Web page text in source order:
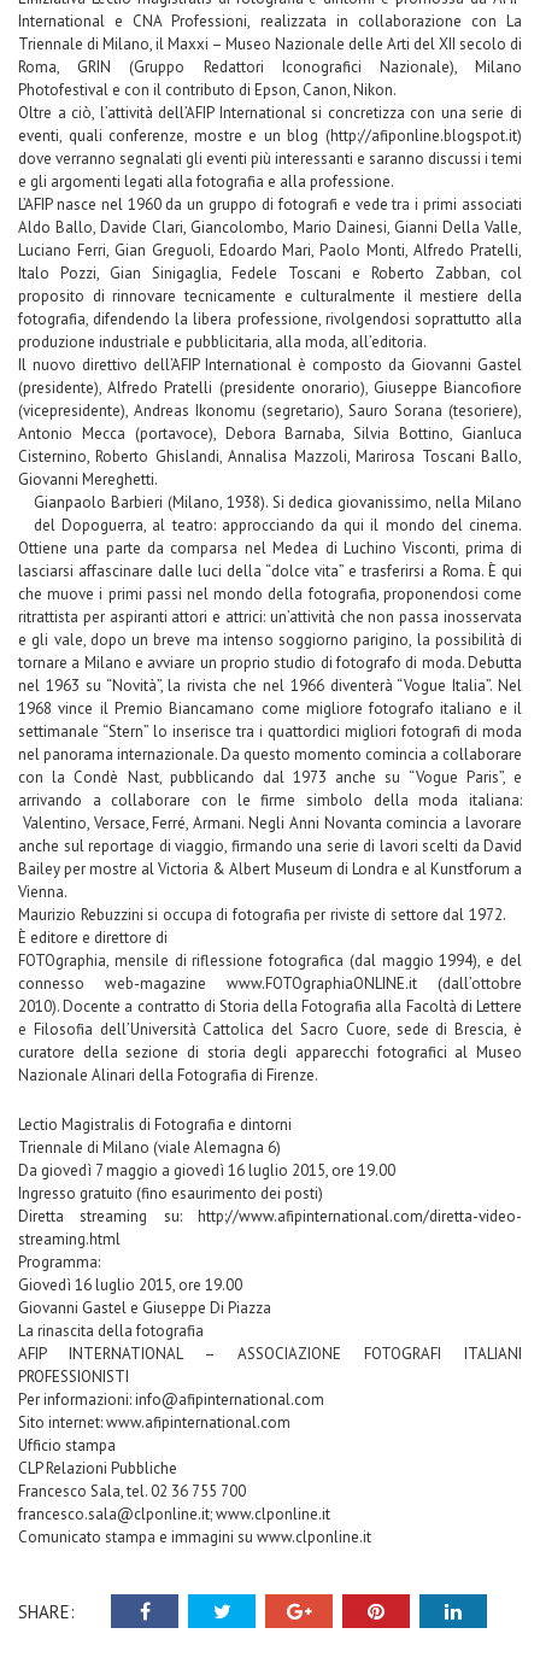
International e CNA Professioni, realizzata in collaborazione con La
Triennale di Milano, il Maxxi – Museo Nazionale delle Arti del XII secolo di
Roma, GRIN (Gruppo Redattori Iconografici Nazionale), Milano
Photofestival e con il contributo di Epson, Canon, Nikon.
Oltre a ciò, l’attività dell’AFIP International si concretizza con una serie di
eventi, quali conferenze, mostre e un blog (http://afiponline.blogspot.it)
dove verranno segnalati gli eventi più interessanti e saranno discussi i temi
e gli argomenti legati alla fotografia e alla professione.
L’AFIP nasce nel 1960 da un gruppo di fotografi e vede tra i primi associati
Aldo Ballo, Davide Clari, Giancolombo, Mario Dainesi, Gianni Della Valle,
Luciano Ferri, Gian Greguoli, Edoardo Mari, Paolo Monti, Alfredo Pratelli,
Italo Pozzi, Gian Sinigaglia, Fedele Toscani e Roberto Zabban, col
proposito di rinnovare tecnicamente e culturalmente il mestiere della
fotografia, difendendo la libera professione, rivolgendosi soprattutto alla
produzione industriale e pubblicitaria, alla moda, all’editoria.
Il nuovo direttivo dell’AFIP International è composto da Giovanni Gastel
(presidente), Alfredo Pratelli (presidente onorario), Giuseppe Biancofiore
(vicepresidente), Andreas Ikonomu (segretario), Sauro Sorana (tesoriere),
Antonio Mecca (portavoce), Debora Barnaba, Silvia Bottino, Gianluca
Cisternino, Roberto Ghislandi, Annalisa Mazzoli, Marirosa Toscani Ballo,
Giovanni Mereghetti.
Gianpaolo Barbieri (Milano, 1938). Si dedica giovanissimo, nella Milano
del Dopoguerra, al teatro: approcciando da qui il mondo del cinema.
Ottiene una parte da comparsa nel Medea di Luchino Visconti, prima di
lasciarsi affascinare dalle luci della “dolce vita” e trasferirsi a Roma. È qui
che muove i primi passi nel mondo della fotografia, proponendosi come
ritrattista per aspiranti attori e attrici: un’attività che non passa inosservata
e gli vale, dopo un breve ma intenso soggiorno parigino, la possibilità di
tornare a Milano e avviare un proprio studio di fotografo di moda. Debutta
nel 1963 su “Novità”, la rivista che nel 1966 diventerà “Vogue Italia”. Nel
1968 vince il Premio Biancamano come migliore fotografo italiano e il
settimanale “Stern” lo inserisce tra i quattordici migliori fotografi di moda
nel panorama internazionale. Da questo momento comincia a collaborare
con la Condè Nast, pubblicando dal 1973 anche su “Vogue Paris”, e
arrivando a collaborare con le firme simbolo della moda italiana:
Valentino, Versace, Ferré, Armani. Negli Anni Novanta comincia a lavorare
anche sul reportage di viaggio, firmando una serie di lavori scelti da David
Bailey per mostre al Victoria & Albert Museum di Londra e al Kunstforum a
Vienna.
Maurizio Rebuzzini si occupa di fotografia per riviste di settore dal 1972.
È editore e direttore di
FOTOgraphia, mensile di riflessione fotografica (dal maggio 1994), e del
connesso web-magazine www.FOTOgraphiaONLINE.it (dall’ottobre
2010).Docente a contratto di Storia della Fotografia alla Facoltà di Lettere
e Filosofia dell’Università Cattolica del Sacro Cuore, sede di Brescia, è
curatore della sezione di storia degli apparecchi fotografici al Museo
Nazionale Alinari della Fotografia di Firenze.
Lectio Magistralis di Fotografia e dintorni
Triennale di Milano (viale Alemagna 6)
Da giovedì 7 maggio a giovedì 16 luglio 2015, ore 19.00
Ingresso gratuito (fino esaurimento dei posti)
Diretta streaming su: http://www.afipinternational.com/diretta-video-
streaming.html
Programma:
Giovedì 16 luglio 2015, ore 19.00
Giovanni Gastel e Giuseppe Di Piazza
La rinascita della fotografia
AFIP INTERNATIONAL – ASSOCIAZIONE FOTOGRAFI ITALIANI
PROFESSIONISTI
Per informazioni: info@afipinternational.com
Sito internet: www.afipinternational.com
Ufficio stampa
CLP Relazioni Pubbliche
Francesco Sala, tel. 02 36 755 700
francesco.sala@clponline.it; www.clponline.it
Comunicato stampa e immagini su www.clponline.it
SHARE: